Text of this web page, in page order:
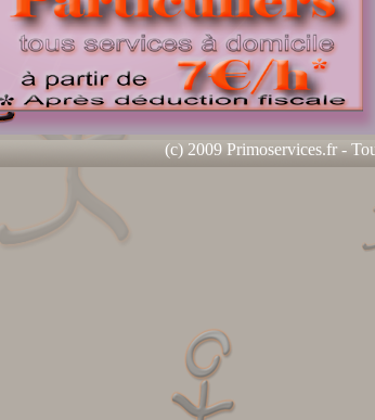
(c) 2009 Primoservices.fr -